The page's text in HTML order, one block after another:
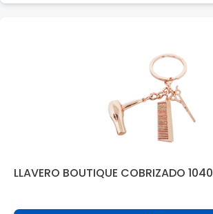
LLAVERO BOUTIQUE COBRIZADO 1040